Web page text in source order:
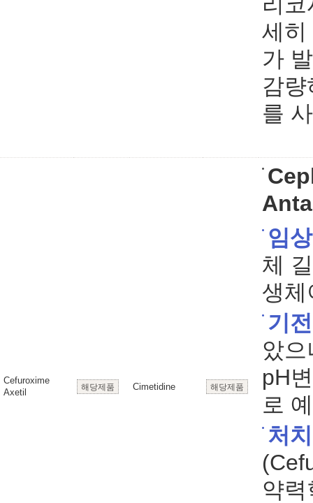
세히
가
감
를
Cefuroxime
Axetil
해당제품 Cimetidine 해당제품
임
체
생체
기전
았으
pH
로
처치
약